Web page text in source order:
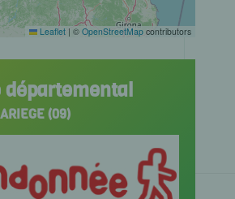
Leaflet | ©OpenStreetMap contributors
départemental
ARIEGE (09)